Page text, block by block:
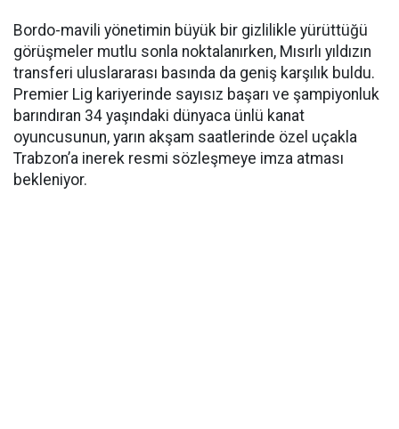
Bordo-mavili yönetimin büyük bir gizlilikle yürüttüğü
görüşmeler mutlu sonla noktalanırken, Mısırlı yıldızın
transferi uluslararası basında da geniş karşılık buldu.
Premier Lig kariyerinde sayısız başarı ve şampiyonluk
barındıran 34 yaşındaki dünyaca ünlü kanat
oyuncusunun, yarın akşam saatlerinde özel uçakla
Trabzon’a inerek resmi sözleşmeye imza atması
bekleniyor.